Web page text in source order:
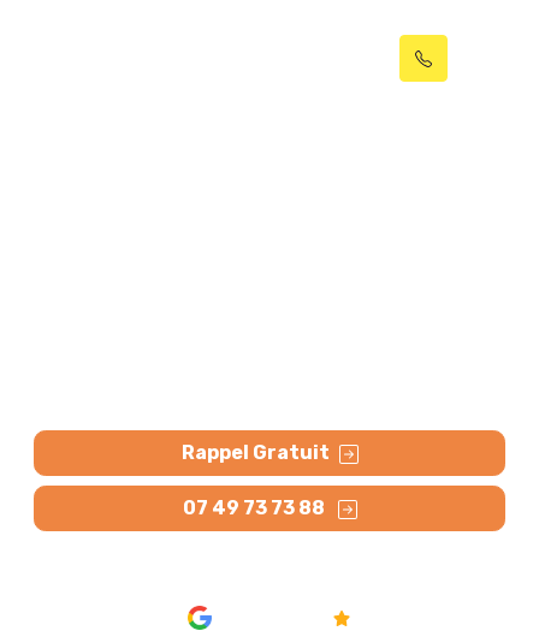
Rappel Gratuit
07 49 73 73 88